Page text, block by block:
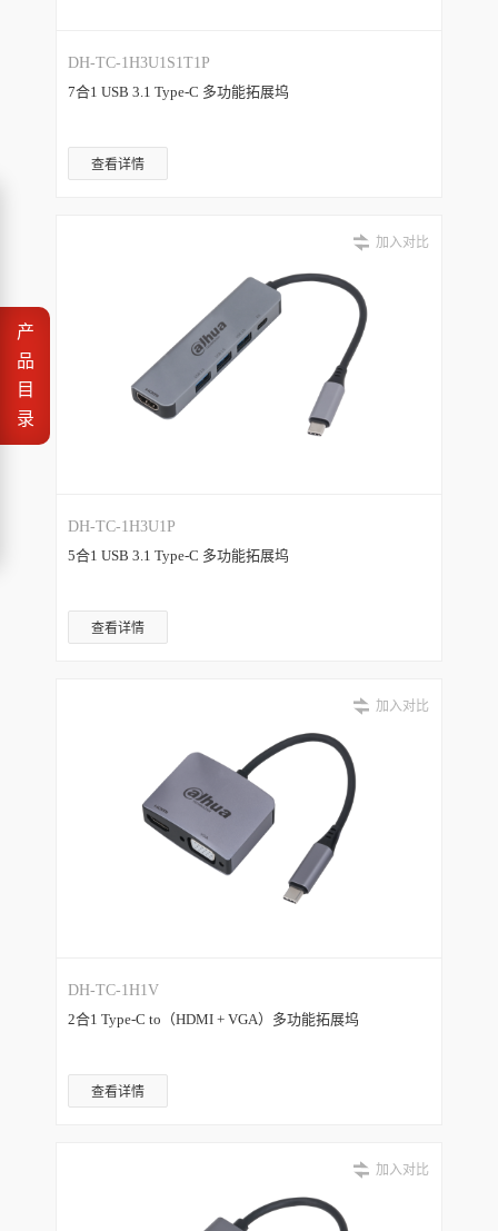
产
品
目
录
DH-TC-1H3U1S1T1P
7合1 USB 3.1 Type-C 多功能拓展坞
查看详情
加入对比
DH-TC-1H3U1P
5合1 USB 3.1 Type-C 多功能拓展坞
查看详情
加入对比
DH-TC-1H1V
2合1 Type-C to（HDMI + VGA）多功能拓展坞
查看详情
加入对比